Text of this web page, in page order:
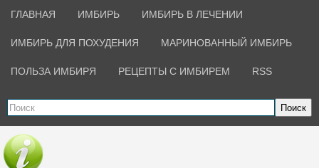
ГЛАВНАЯ ИМБИРЬ ИМБИРЬ В ЛЕЧЕНИИ
ИМБИРЬ ДЛЯ ПОХУДЕНИЯ МАРИНОВАННЫЙ ИМБИРЬ
ПОЛЬЗА ИМБИРЯ РЕЦЕПТЫ С ИМБИРЕМ RSS
Поиск